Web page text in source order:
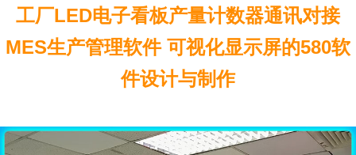
工厂LED电子看板产量计数器通讯对接
MES生产管理软件 可视化显示屏的580软
件设计与制作